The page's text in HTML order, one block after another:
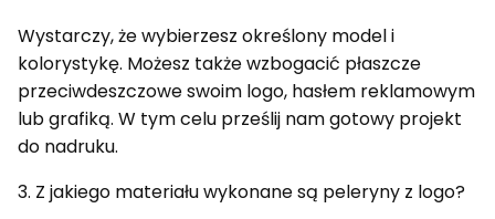
Wystarczy, że wybierzesz określony model i
kolorystykę. Możesz także wzbogacić płaszcze
przeciwdeszczowe swoim logo, hasłem reklamowym
lub grafiką. W tym celu prześlij nam gotowy projekt
do nadruku.
3. Z jakiego materiału wykonane są peleryny z logo?